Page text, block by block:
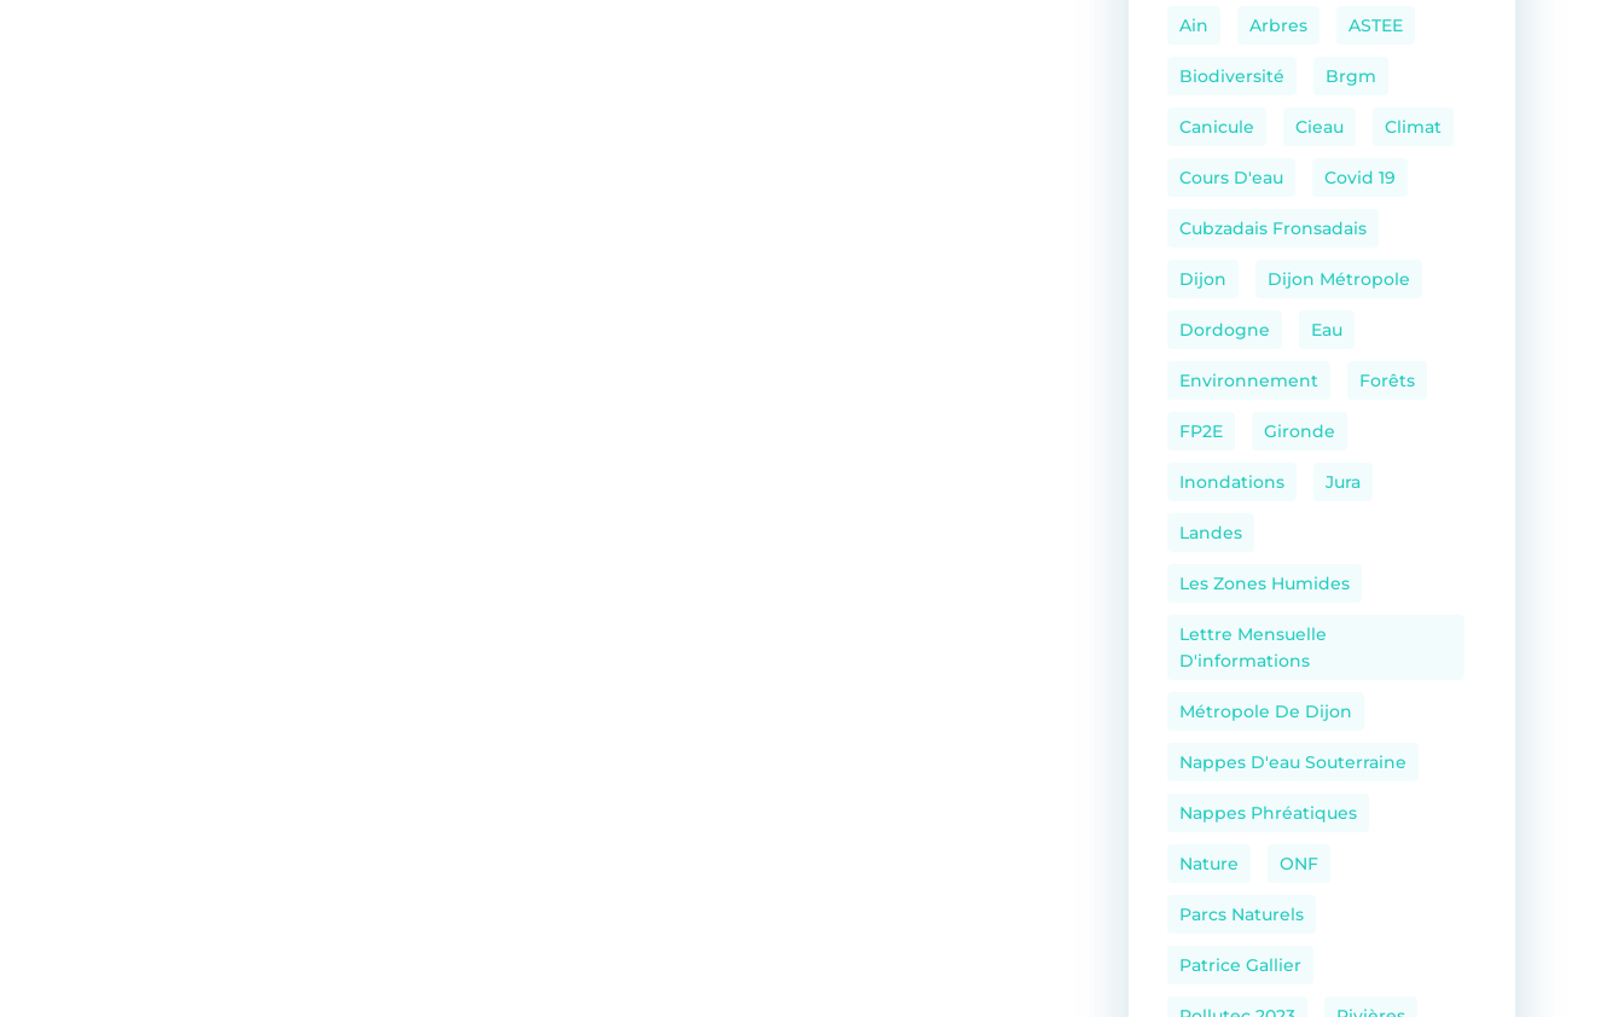
Ain Arbres ASTEE
Biodiversité Brgm
Canicule Cieau Climat
Cours D'eau Covid 19
Cubzadais Fronsadais
Dijon Dijon Métropole
Dordogne Eau
Environnement Forêts
FP2E Gironde
Inondations Jura
Landes
Les Zones Humides
Lettre Mensuelle
D'informations
Métropole De Dijon
Nappes D'eau Souterraine
Nappes Phréatiques
Nature ONF
Parcs Naturels
Patrice Gallier